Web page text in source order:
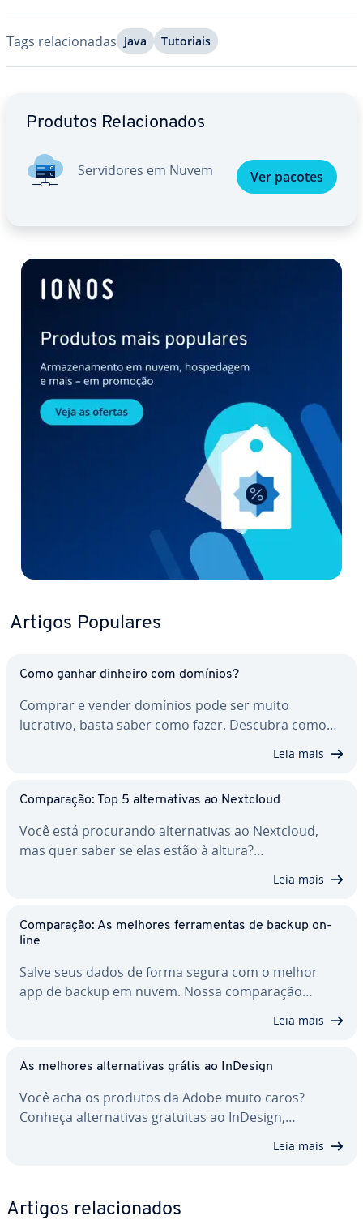
Tags re­la­ci­o­na­das Java Tutoriais
Produtos Re­la­ci­o­na­dos
Ser­vi­do­res em Nuvem Ver pacotes
Artigos Populares
Como ganhar dinheiro com domínios?
Comprar e vender domínios pode ser muito
lucrativo, basta saber como fazer. Descubra como…
Leia mais
Com­pa­ra­ção: Top 5 al­ter­na­ti­vas ao Nextcloud
Você está pro­cu­rando al­ter­na­ti­vas ao Nextcloud,
mas quer saber se elas estão à altura?…
Leia mais
Com­pa­ra­ção: As melhores fer­ra­men­tas de backup on-
line
Salve seus dados de forma segura com o melhor
app de backup em nuvem. Nossa com­pa­ra­ção…
Leia mais
As melhores al­ter­na­ti­vas grátis ao InDesign
Você acha os produtos da Adobe muito caros?
Conheça al­ter­na­ti­vas gratuitas ao InDesign,…
Leia mais
Artigos re­la­ci­o­na­dos